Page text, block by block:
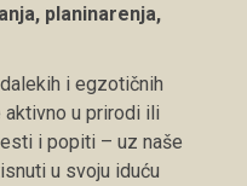
planinarenja,
i egzotičnih
u prirodi ili
i popiti – uz naše
u svoju iduću